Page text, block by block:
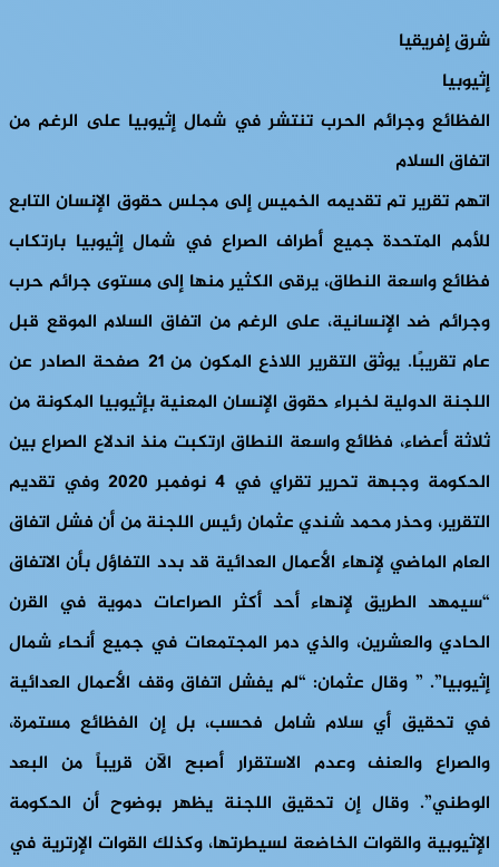
شرق إفريقيا
إثيوبيا
الفظائع وجرائم الحرب تنتشر في شمال إثيوبيا على الرغم من
اتفاق السلام
اتهم تقرير تم تقديمه الخميس إلى مجلس حقوق الإنسان التابع
للأمم المتحدة جميع أطراف الصراع في شمال إثيوبيا بارتكاب
فظائع واسعة النطاق، يرقى الكثير منها إلى مستوى جرائم حرب
وجرائم ضد الإنسانية، على الرغم من اتفاق السلام الموقع قبل
عام تقريبًا. يوثق التقرير اللاذع المكون من 21 صفحة الصادر عن
اللجنة الدولية لخبراء حقوق الإنسان المعنية بإثيوبيا المكونة من
ثلاثة أعضاء، فظائع واسعة النطاق ارتكبت منذ اندلاع الصراع بين
الحكومة وجبهة تحرير تقراي في 4 نوفمبر 2020 وفي تقديم
التقرير، وحذر محمد شندي عثمان رئيس اللجنة من أن فشل اتفاق
العام الماضي لإنهاء الأعمال العدائية قد بدد التفاؤل بأن الاتفاق
“سيمهد الطريق لإنهاء أحد أكثر الصراعات دموية في القرن
الحادي والعشرين، والذي دمر المجتمعات في جميع أنحاء شمال
إثيوبيا”. ” وقال عثمان: “لم يفشل اتفاق وقف الأعمال العدائية
في تحقيق أي سلام شامل فحسب، بل إن الفظائع مستمرة،
والصراع والعنف وعدم الاستقرار أصبح الآن قريباً من البعد
الوطني”. وقال إن تحقيق اللجنة يظهر بوضوح أن الحكومة
الإثيوبية والقوات الخاضعة لسيطرتها، وكذلك القوات الإرترية في